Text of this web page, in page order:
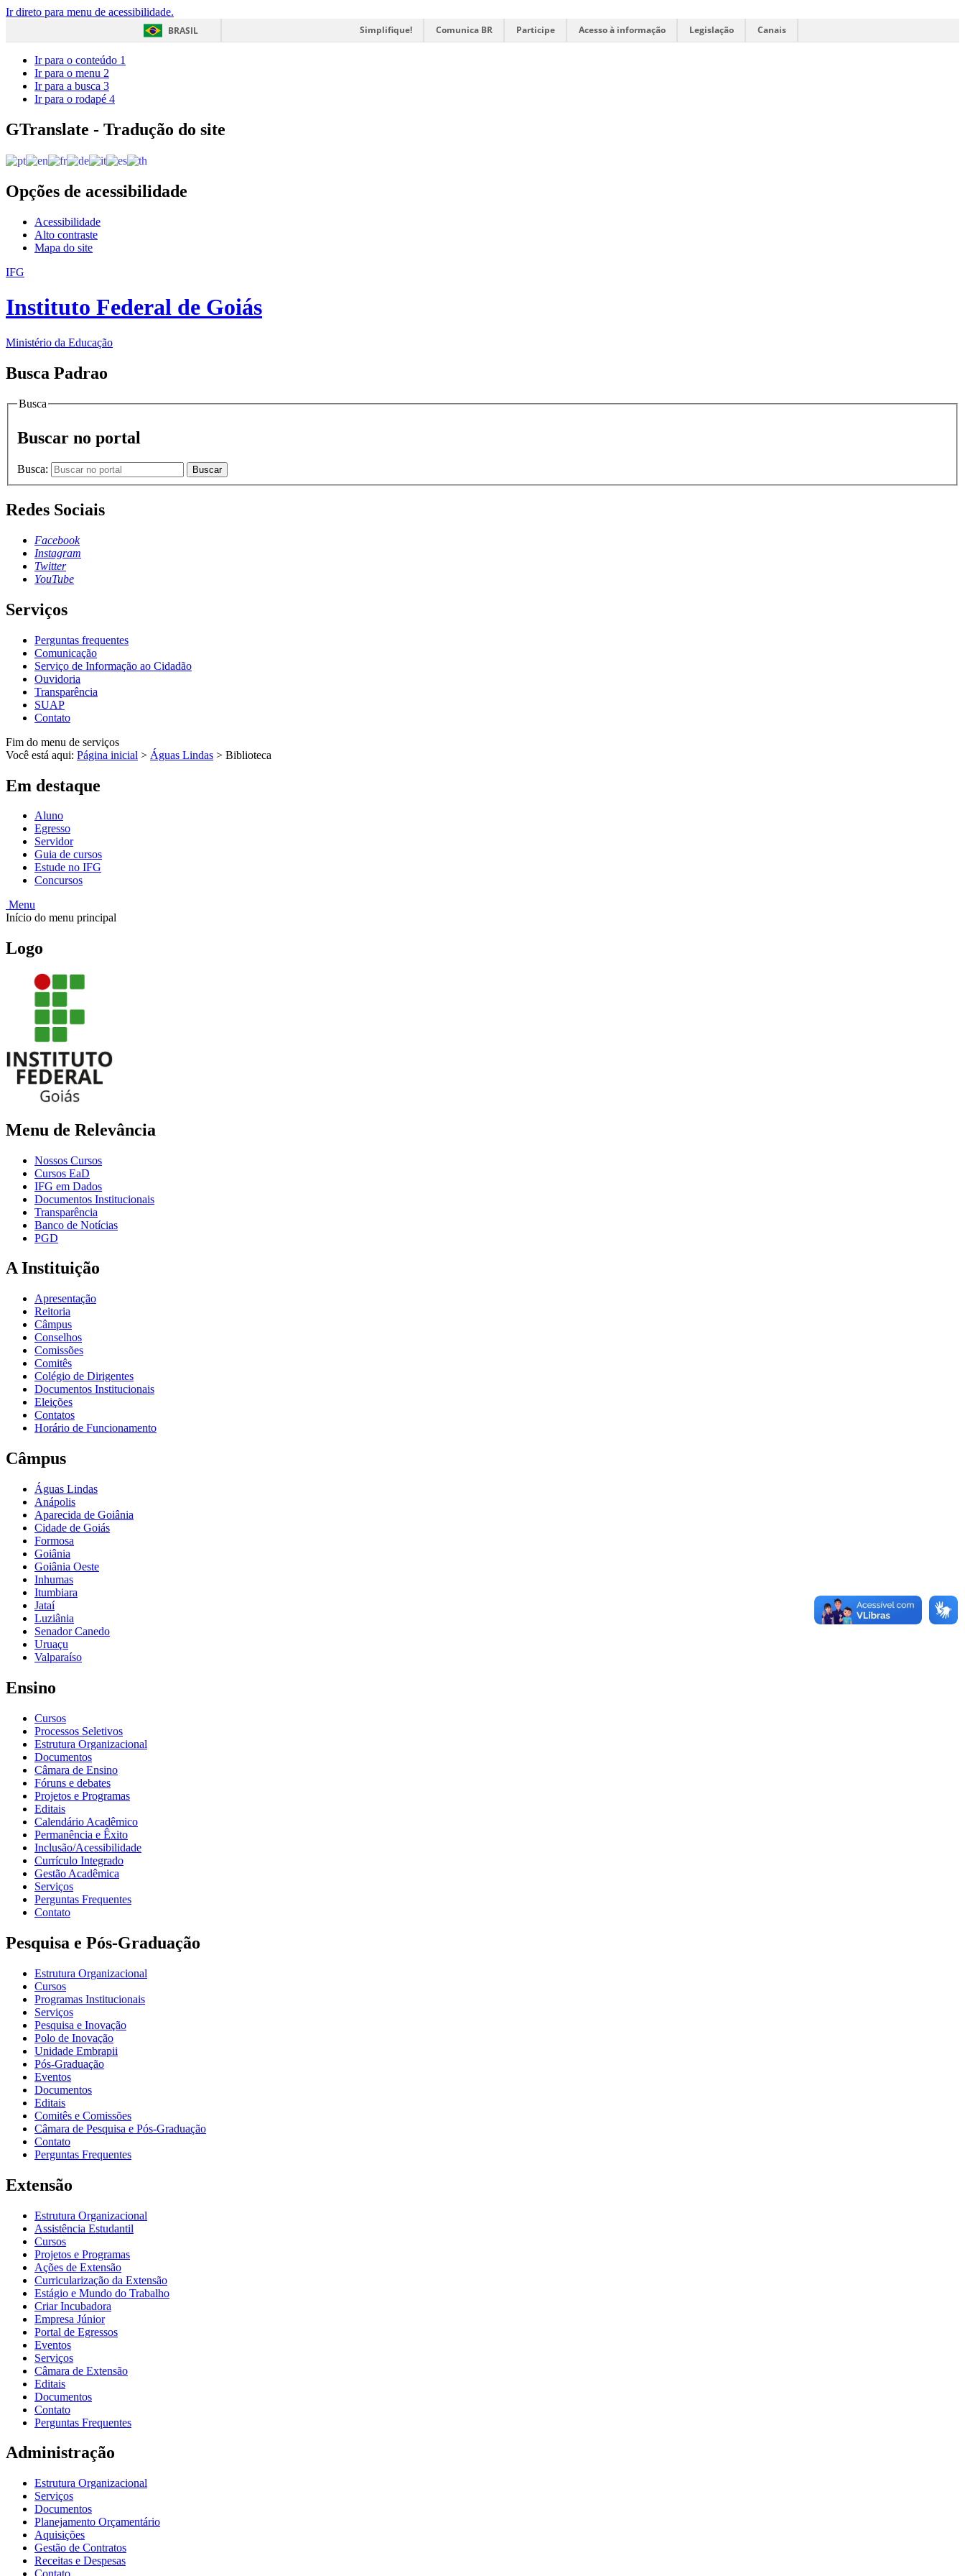
Ir direto para menu de acessibilidade.
BRASIL
Simplifique! Comunica BR Participe Acesso à informação Legislação Canais
Ir para o conteúdo 1
Ir para o menu 2
Ir para a busca 3
Ir para o rodapé 4
GTranslate - Tradução do site
Opções de acessibilidade
Acessibilidade
Alto contraste
Mapa do site
IFG
Instituto Federal de Goiás
Ministério da Educação
Busca Padrao
Busca
Buscar no portal
Busca: Buscar
Redes Sociais
Facebook
Instagram
Twitter
YouTube
Serviços
Perguntas frequentes
Comunicação
Serviço de Informação ao Cidadão
Ouvidoria
Transparência
SUAP
Contato
Fim do menu de serviços
Você está aqui: Página inicial > Águas Lindas > Biblioteca
Em destaque
Aluno
Egresso
Servidor
Guia de cursos
Estude no IFG
Concursos
Menu
Início do menu principal
Logo
Menu de Relevância
Nossos Cursos
Cursos EaD
IFG em Dados
Documentos Institucionais
Transparência
Banco de Notícias
PGD
A Instituição
Apresentação
Reitoria
Câmpus
Conselhos
Comissões
Comitês
Colégio de Dirigentes
Documentos Institucionais
Eleições
Contatos
Horário de Funcionamento
Câmpus
Águas Lindas
Anápolis
Aparecida de Goiânia
Cidade de Goiás
Formosa
Goiânia
Goiânia Oeste
Inhumas
Itumbiara
Jataí
Luziânia
Senador Canedo
Uruaçu
Valparaíso
Ensino
Cursos
Processos Seletivos
Estrutura Organizacional
Documentos
Câmara de Ensino
Fóruns e debates
Projetos e Programas
Editais
Calendário Acadêmico
Permanência e Êxito
Inclusão/Acessibilidade
Currículo Integrado
Gestão Acadêmica
Serviços
Perguntas Frequentes
Contato
Pesquisa e Pós-Graduação
Estrutura Organizacional
Cursos
Programas Institucionais
Serviços
Pesquisa e Inovação
Polo de Inovação
Unidade Embrapii
Pós-Graduação
Eventos
Documentos
Editais
Comitês e Comissões
Câmara de Pesquisa e Pós-Graduação
Contato
Perguntas Frequentes
Extensão
Estrutura Organizacional
Assistência Estudantil
Cursos
Projetos e Programas
Ações de Extensão
Curricularização da Extensão
Estágio e Mundo do Trabalho
Criar Incubadora
Empresa Júnior
Portal de Egressos
Eventos
Serviços
Câmara de Extensão
Editais
Documentos
Contato
Perguntas Frequentes
Administração
Estrutura Organizacional
Serviços
Documentos
Planejamento Orçamentário
Aquisições
Gestão de Contratos
Receitas e Despesas